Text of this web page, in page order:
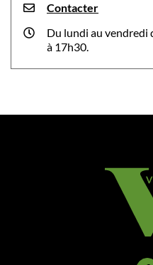
Contacter
Du lundi au vendredi
à 17h30.